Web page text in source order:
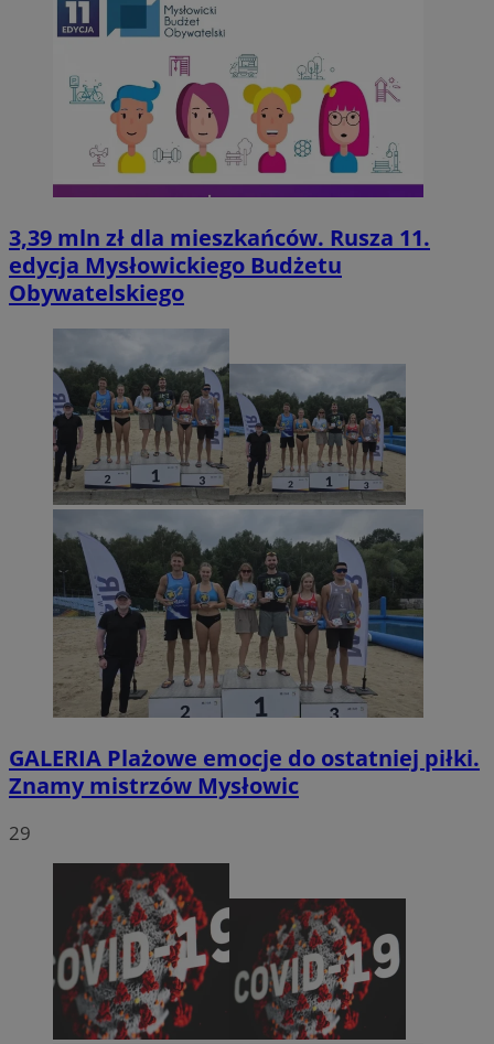
3,39 mln zł dla mieszkańców. Rusza 11.
edycja Mysłowickiego Budżetu
Obywatelskiego
GALERIA Plażowe emocje do ostatniej piłki.
Znamy mistrzów Mysłowic
29